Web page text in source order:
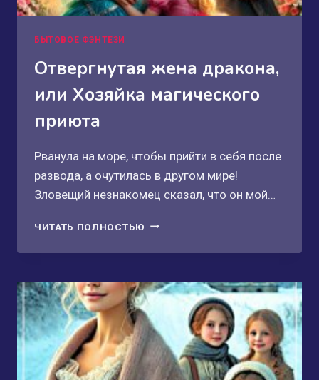
БЫТОВОЕ ФЭНТЕЗИ
Отвергнутая жена дракона,
или Хозяйка магического
приюта
Рванула на море, чтобы прийти в себя после
развода, а очутилась в другом мире!
Зловещий незнакомец сказал, что он мой…
ЧИТАТЬ ПОЛНОСТЬЮ ОТВЕРГНУТАЯ
ДРАКОНА,
ХОЗЯЙКА
МАГИЧЕСКОГО
ПРИЮТА